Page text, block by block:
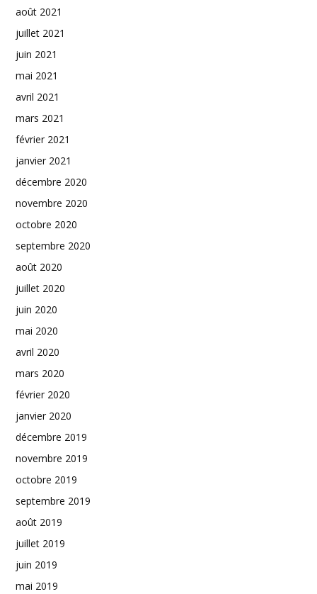
août 2021
juillet 2021
juin 2021
mai 2021
avril 2021
mars 2021
février 2021
janvier 2021
décembre 2020
novembre 2020
octobre 2020
septembre 2020
août 2020
juillet 2020
juin 2020
mai 2020
avril 2020
mars 2020
février 2020
janvier 2020
décembre 2019
novembre 2019
octobre 2019
septembre 2019
août 2019
juillet 2019
juin 2019
mai 2019